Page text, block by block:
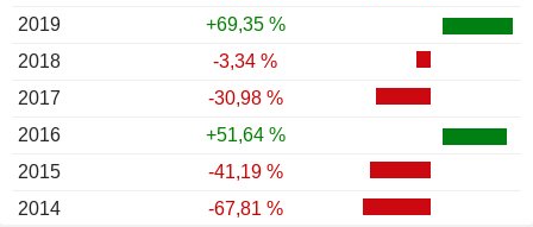
2019
+69,35 %
2018
-3,34 %
2017
-30,98 %
2016
+51,64 %
2015
-41,19 %
2014
-67,81 %